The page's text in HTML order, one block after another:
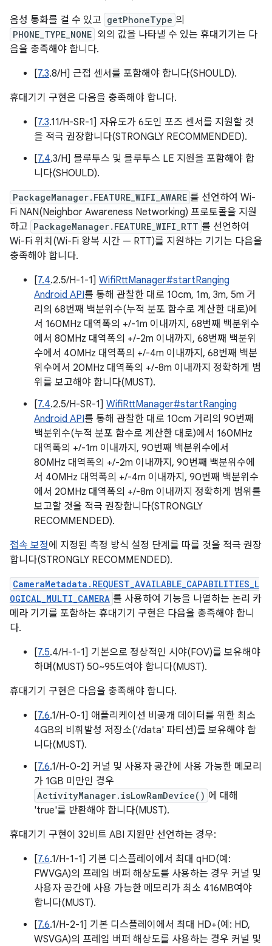
음성 통화를 걸 수 있고 getPhoneType 의
PHONE_TYPE_NONE 외의 값을 나타낼 수 있는 휴대기기는 다
음을 충족해야 합니다.
[7.3.8/H] 근접 센서를 포함해야 합니다(SHOULD).
휴대기기 구현은 다음을 충족해야 합니다.
[7.3.11/H-SR-1] 자유도가 6도인 포즈 센서를 지원할 것
을 적극 권장합니다(STRONGLY RECOMMENDED).
[7.4.3/H] 블루투스 및 블루투스 LE 지원을 포함해야 합
니다(SHOULD).
PackageManager.FEATURE_WIFI_AWARE 를 선언하여 Wi-
Fi NAN(Neighbor Awareness Networking) 프로토콜을 지원
하고 PackageManager.FEATURE_WIFI_RTT 를 선언하여
Wi-Fi 위치(Wi-Fi 왕복 시간 — RTT)를 지원하는 기기는 다음을
충족해야 합니다.
[7.4.2.5/H-1-1] WifiRttManager#startRanging
Android API를 통해 관찰한 대로 10cm, 1m, 3m, 5m 거
리의 68번째 백분위수(누적 분포 함수로 계산한 대로)에
서 160MHz 대역폭의 +/-1m 이내까지, 68번째 백분위수
에서 80MHz 대역폭의 +/-2m 이내까지, 68번째 백분위
수에서 40MHz 대역폭의 +/-4m 이내까지, 68번째 백분
위수에서 20MHz 대역폭의 +/-8m 이내까지 정확하게 범
위를 보고해야 합니다(MUST).
[7.4.2.5/H-SR-1] WifiRttManager#startRanging
Android API를 통해 관찰한 대로 10cm 거리의 90번째
백분위수(누적 분포 함수로 계산한 대로)에서 160MHz
대역폭의 +/-1m 이내까지, 90번째 백분위수에서
80MHz 대역폭의 +/-2m 이내까지, 90번째 백분위수에
서 40MHz 대역폭의 +/-4m 이내까지, 90번째 백분위수
에서 20MHz 대역폭의 +/-8m 이내까지 정확하게 범위를
보고할 것을 적극 권장합니다(STRONGLY
RECOMMENDED).
접속 보정에 지정된 측정 방식 설정 단계를 따를 것을 적극 권장
합니다(STRONGLY RECOMMENDED).
CameraMetadata.REQUEST_AVAILABLE_CAPABILITIES_L
OGICAL_MULTI_CAMERA 를 사용하여 기능을 나열하는 논리 카
메라 기기를 포함하는 휴대기기 구현은 다음을 충족해야 합니
다.
[7.5.4/H-1-1] 기본으로 정상적인 시야(FOV)를 보유해야
하며(MUST) 50~95도여야 합니다(MUST).
휴대기기 구현은 다음을 충족해야 합니다.
[7.6.1/H-0-1] 애플리케이션 비공개 데이터를 위한 최소
4GB의 비휘발성 저장소('/data' 파티션)를 보유해야 합
니다(MUST).
[7.6.1/H-0-2] 커널 및 사용자 공간에 사용 가능한 메모리
가 1GB 미만인 경우
ActivityManager.isLowRamDevice() 에 대해
'true'를 반환해야 합니다(MUST).
휴대기기 구현이 32비트 ABI 지원만 선언하는 경우:
[7.6.1/H-1-1] 기본 디스플레이에서 최대 qHD(예:
FWVGA)의 프레임 버퍼 해상도를 사용하는 경우 커널 및
사용자 공간에 사용 가능한 메모리가 최소 416MB여야
합니다(MUST).
[7.6.1/H-2-1] 기본 디스플레이에서 최대 HD+(예: HD,
WSVGA)의 프레임 버퍼 해상도를 사용하는 경우 커널 및